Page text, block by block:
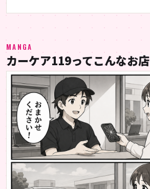
MANGA
カーケア119ってこんなお店